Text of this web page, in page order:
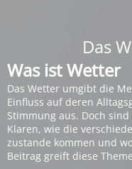
Das
Was ist Wetter
Das Wetter umgibt die
Einfluss auf deren
Stimmung aus. Doch
Klaren, wie die
zustande kommen und
Beitrag greift diese